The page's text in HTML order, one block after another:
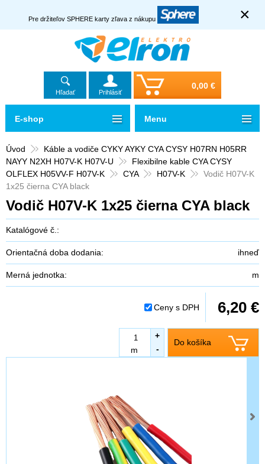
Pre držiteľov SPHERE karty zľava z nákupu ×
Hľadať Prihlásiť
0,00 €
Úvod
Káble a vodiče CYKY AYKY CYA CYSY H07RN H05RR
NAYY N2XH H07V-K H07V-U
Flexibilne kable CYA CYSY
OLFLEX H05VV-F H07V-K
CYA H07V-K
Vodič H07V-K
1x25 čierna CYA black
Vodič H07V-K 1x25 čierna CYA black
Katalógové č.:
Orientačná doba dodania: ihneď
Merná jednotka: m
Ceny s DPH 6,20 €
Do košíka
-
m
+
E-shop Menu